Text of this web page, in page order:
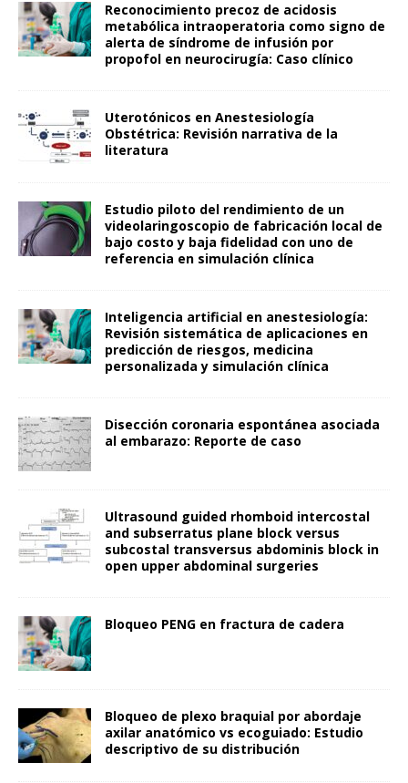
Reconocimiento precoz de acidosis
metabólica intraoperatoria como signo de
alerta de síndrome de infusión por
propofol en neurocirugía: Caso clínico
Uterotónicos en Anestesiología
Obstétrica: Revisión narrativa de la
literatura
Estudio piloto del rendimiento de un
videolaringoscopio de fabricación local de
bajo costo y baja fidelidad con uno de
referencia en simulación clínica
Inteligencia artificial en anestesiología:
Revisión sistemática de aplicaciones en
predicción de riesgos, medicina
personalizada y simulación clínica
Disección coronaria espontánea asociada
al embarazo: Reporte de caso
Ultrasound guided rhomboid intercostal
and subserratus plane block versus
subcostal transversus abdominis block in
open upper abdominal surgeries
Bloqueo PENG en fractura de cadera
Bloqueo de plexo braquial por abordaje
axilar anatómico vs ecoguiado: Estudio
descriptivo de su distribución